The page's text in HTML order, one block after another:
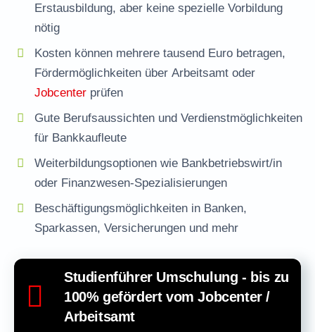
Erstausbildung, aber keine spezielle Vorbildung
nötig
Kosten können mehrere tausend Euro betragen,
Fördermöglichkeiten über Arbeitsamt oder
Jobcenter prüfen
Gute Berufsaussichten und Verdienstmöglichkeiten
für Bankkaufleute
Weiterbildungsoptionen wie Bankbetriebswirt/in
oder Finanzwesen-Spezialisierungen
Beschäftigungsmöglichkeiten in Banken,
Sparkassen, Versicherungen und mehr
Studienführer Umschulung - bis zu
100% gefördert vom Jobcenter /
Arbeitsamt